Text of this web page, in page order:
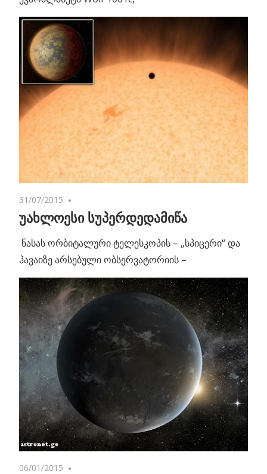
31/07/2015
უახლოესი სუპერდედამიწა
ნასას ორბიტალური ტელესკოპის – „სპიცერი“ და
ჰავაიზე არსებული ობსერვატორიის –
06/01/2015